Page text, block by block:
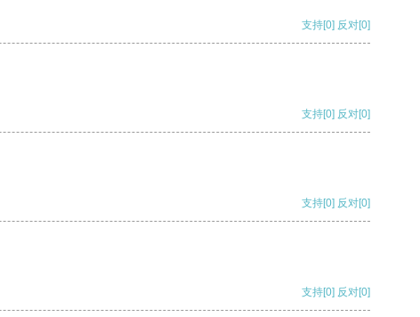
支持[0] 反对[0]
支持[0] 反对[0]
支持[0] 反对[0]
支持[0] 反对[0]